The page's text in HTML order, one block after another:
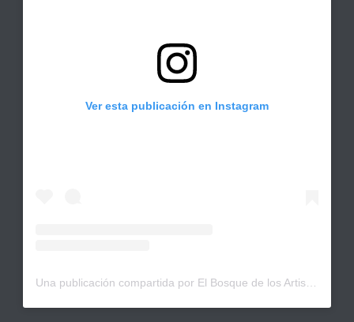
Ver esta publicación en Instagram